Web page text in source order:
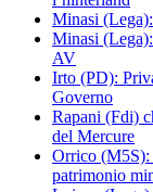
Minasi
Minasi
AV
Irto (PD):
Governo
Rapani (Fdi)
del Mercure
Orrico (M5S):
patrimonio